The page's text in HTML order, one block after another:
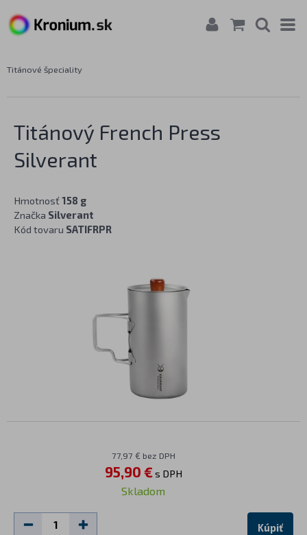
Titánové špeciality
Titánový French Press
Silverant
Hmotnosť 158 g
Značka Silverant
Kód tovaru SATIFRPR
77,97 € bez DPH
95,90 €s DPH
Skladom
Kúpiť